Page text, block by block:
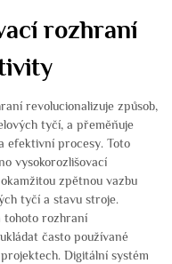
rozhraní
revolucionalizuje způsob,
tyčí, a přeměňuje
efektivní procesy. Toto
vysokorozlišovací
zpětnou vazbu
tyčí a stavu stroje.
tohoto rozhraní
často používané
Digitální systém